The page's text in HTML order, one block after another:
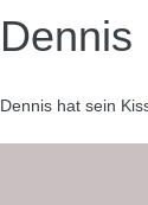
Dennis
Dennis hat sein